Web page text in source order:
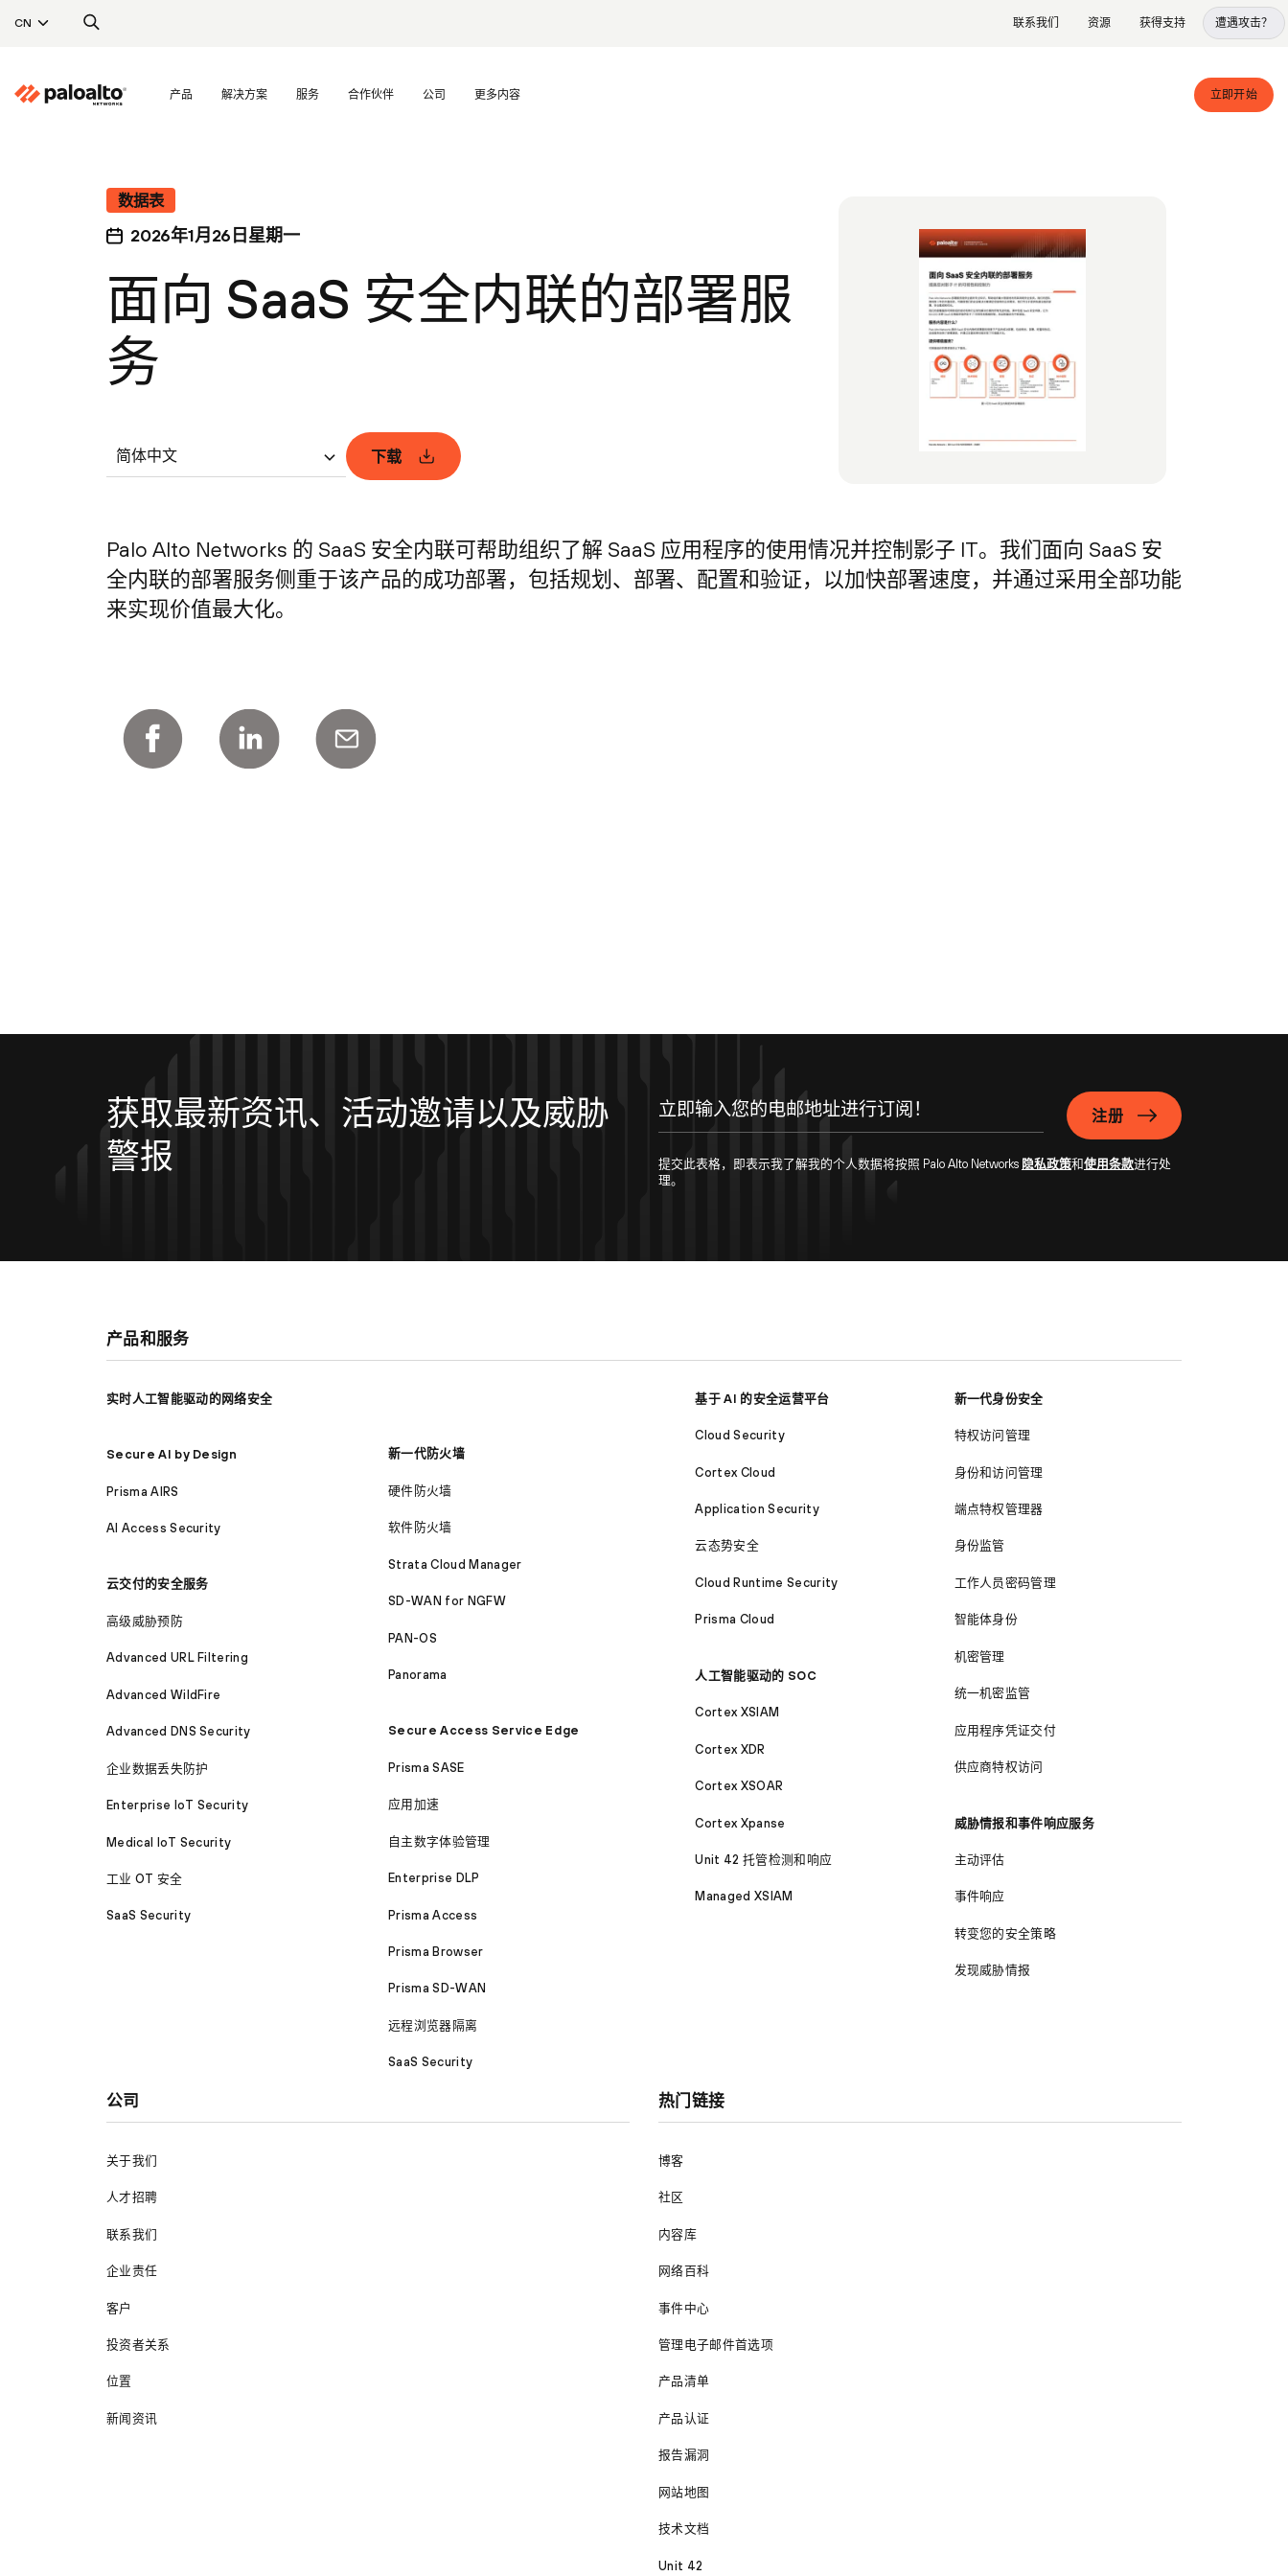
CN 联系我们 资源 获得支持 遭遇攻击？
产品 解决方案 服务 合作伙伴 公司 更多内容 立即开始
数据表
2026年1月26日星期一
面向 SaaS 安全内联的部署服
务
简体中文 下载
Palo Alto Networks 的 SaaS 安全内联可帮助组织了解 SaaS 应用程序的使用情况并控制影子 IT。我们面向 SaaS 安
全内联的部署服务侧重于该产品的成功部署，包括规划、部署、配置和验证，以加快部署速度，并通过采用全部功能
来实现价值最大化。
获取最新资讯、活动邀请以及威胁
警报
注册
提交此表格，即表示我了解我的个人数据将按照 Palo Alto Networks 隐私政策和使用条款进行处
理。
产品和服务
实时人工智能驱动的网络安全
Secure AI by Design
Prisma AIRS
AI Access Security
云交付的安全服务
高级威胁预防
Advanced URL Filtering
Advanced WildFire
Advanced DNS Security
企业数据丢失防护
Enterprise IoT Security
Medical IoT Security
工业 OT 安全
SaaS Security
新一代防火墙
硬件防火墙
软件防火墙
Strata Cloud Manager
SD-WAN for NGFW
PAN-OS
Panorama
Secure Access Service Edge
Prisma SASE
应用加速
自主数字体验管理
Enterprise DLP
Prisma Access
Prisma Browser
Prisma SD-WAN
远程浏览器隔离
SaaS Security
基于 AI 的安全运营平台
Cloud Security
Cortex Cloud
Application Security
云态势安全
Cloud Runtime Security
Prisma Cloud
人工智能驱动的 SOC
Cortex XSIAM
Cortex XDR
Cortex XSOAR
Cortex Xpanse
Unit 42 托管检测和响应
Managed XSIAM
新一代身份安全
特权访问管理
身份和访问管理
端点特权管理器
身份监管
工作人员密码管理
智能体身份
机密管理
统一机密监管
应用程序凭证交付
供应商特权访问
威胁情报和事件响应服务
主动评估
事件响应
转变您的安全策略
发现威胁情报
公司
关于我们
人才招聘
联系我们
企业责任
客户
投资者关系
位置
新闻资讯
热门链接
博客
社区
内容库
网络百科
事件中心
管理电子邮件首选项
产品清单
产品认证
报告漏洞
网站地图
技术文档
Unit 42